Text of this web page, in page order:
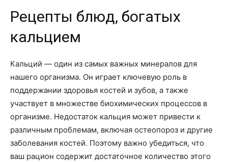
Рецепты блюд, богатых
кальцием
Кальций — один из самых важных минералов для
нашего организма. Он играет ключевую роль в
поддержании здоровья костей и зубов, а также
участвует в множестве биохимических процессов в
организме. Недостаток кальция может привести к
различным проблемам, включая остеопороз и другие
заболевания костей. Поэтому важно убедиться, что
ваш рацион содержит достаточное количество этого